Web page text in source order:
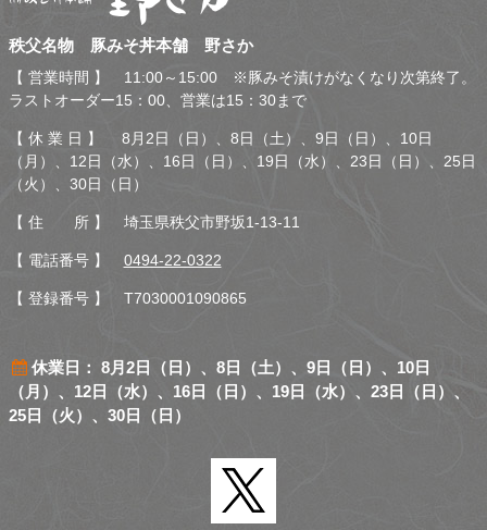
秩父名物 豚みそ丼本舗 野
秩父名物 豚みそ丼本舗 野さか
【 営業時間 】 11:00～15:00 ※豚みそ漬けがなくなり次第終了。
ラストオーダー15：00、営業は15：30まで
【 休 業 日 】 8月2日（日）、8日（土）、9日（日）、10日
（月）、12日（水）、16日（日）、19日（水）、23日（日）、25日
（火）、30日（日）
【 住 所 】 埼玉県秩父市野坂1-13-11
【 電話番号 】 0494-22-0322
【 登録番号 】 T7030001090865
休業日： 8月2日（日）、8日（土）、9日（日）、10日
（月）、12日（水）、16日（日）、19日（水）、23日（日）、
25日（火）、30日（日）